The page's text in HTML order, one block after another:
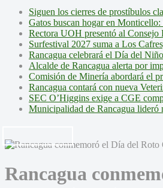
Siguen los cierres de prostíbulos
Gatos buscan hogar en
Rectora UOH presentó al Consejo
Surfestival 2027 suma a Los
Rancagua celebrará el Día del
Alcalde de Rancagua alerta por
Comisión de Minería abordará el
Rancagua contará con nueva
SEC O’Higgins exige a CGE
Municipalidad de Rancagua lideró
Rancagua